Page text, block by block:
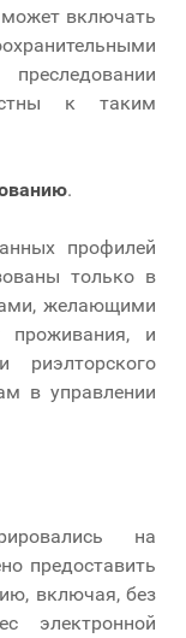
включать
к таким
.
профилей
только в
желающими
и
риэлторского
в управлении
на
предоставить
включая, без
электронной